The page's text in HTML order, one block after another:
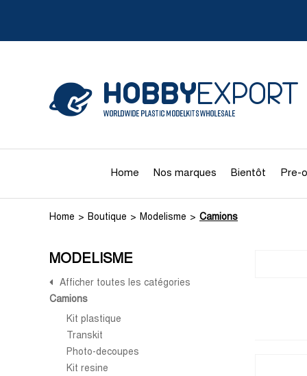
Home Nos marques Bientôt Pre-
Home Boutique Modelisme Camions
MODELISME
Afficher toutes les catégories
Camions
Kit plastique
Transkit
Photo-decoupes
Kit resine